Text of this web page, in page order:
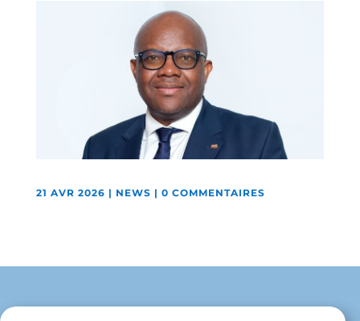
21 AVR 2026 | NEWS | 0 COMMENTAIRES